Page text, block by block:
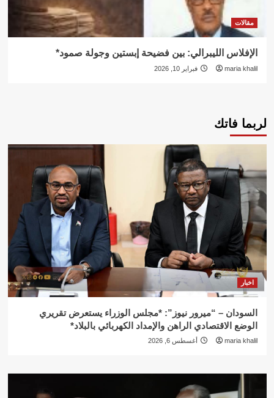
مقالات
الإفلاس الليبرالي: بين فضيحة إبستين وجولة صمود*
maria khalil فبراير 10, 2026
لربما فاتك
اخبار
السودان – “ميرور نيوز”: *مجلس الوزراء يستعرض تقريري
الوضع الاقتصادي الراهن والإمداد الكهربائي بالبلاد*
maria khalil أغسطس 6, 2026